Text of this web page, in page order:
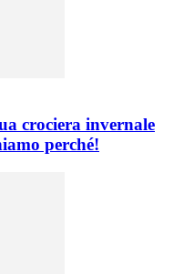
crociera invernale
perché!